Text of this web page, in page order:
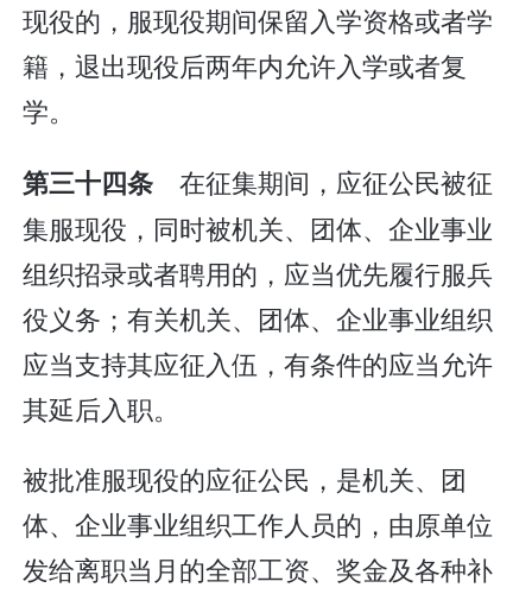
现役的，服现役期间保留入学资格或者学
籍，退出现役后两年内允许入学或者复
学。
第三十四条 在征集期间，应征公民被征
集服现役，同时被机关、团体、企业事业
组织招录或者聘用的，应当优先履行服兵
役义务；有关机关、团体、企业事业组织
应当支持其应征入伍，有条件的应当允许
其延后入职。
被批准服现役的应征公民，是机关、团
体、企业事业组织工作人员的，由原单位
发给离职当月的全部工资、奖金及各种补